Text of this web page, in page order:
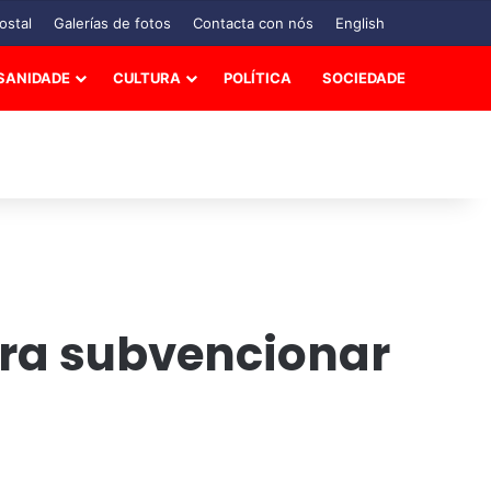
Galerías de fotos Contacta con nós English
CULTURA POLÍTICA SOCIEDADE
subvencionar